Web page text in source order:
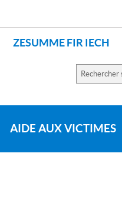
ZESUMME FIR IECH
AIDE AUX VICTIMES
Rechercher
sur
site